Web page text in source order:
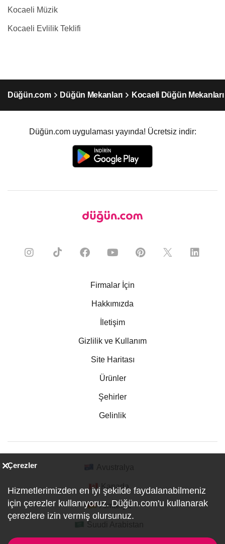
Kocaeli Müzik
Kocaeli Evlilik Teklifi
Düğün.com Düğün Mekanları Kocaeli Düğün Mekanları
Düğün.com uygulaması yayında! Ücretsiz indir:
Firmalar İçin
Hakkımızda
İletişim
Gizlilik ve Kullanım
Site Haritası
Ürünler
Şehirler
Gelinlik
Kanada
Almanya
Çerezler
Hizmetlerimizden en iyi şekilde faydalanabilmeniz
için çerezler kullanıyoruz. Düğün.com'u kullanarak
çerezlere izin vermiş olursunuz.